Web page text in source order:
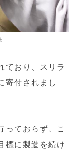
ており、スリラ
寄付されまし
っておらず、こ
標に製造を続け